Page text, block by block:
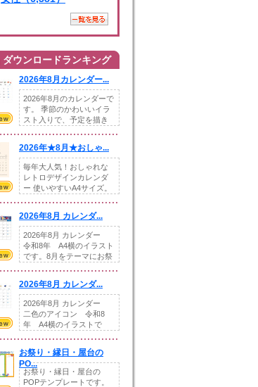
ダウンロードランキング
2026年8月カレンダー...
2026年8月のカレンダーで
す。 季節のかわいいイラ
スト入りで、予定を描き
2026年★8月★おしゃ...
毎年大人気！おしゃれな
レトロデザインカレンダ
ー 使いやすいA4サイズ。
2026年8月 カレンダ...
2026年8月 カレンダー
令和8年 A4横のイラスト
です。8月をテーマにお祭
2026年8月 カレンダ...
2026年8月 カレンダー
二色のアイコン 令和8
年 A4横のイラストで
お祭り・縁日・屋台の
PO...
お祭り・縁日・屋台の
POPテンプレートです。